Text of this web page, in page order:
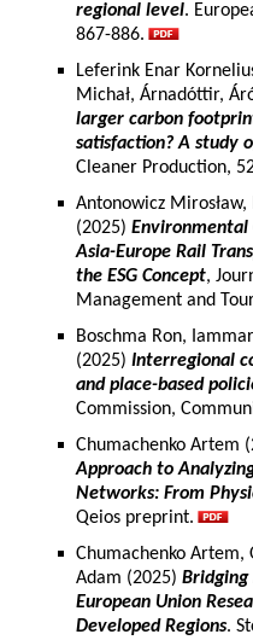
regional level.
867-886.
Leferink Enar
Michał, Árnadóttir,
larger carbon
satisfaction? A study
Cleaner Production,
Antonowicz
(2025) Environmental
Asia-Europe Rail
the ESG Concept,
Management and
Boschma Ron,
(2025) Interregional
and place-based
Commission,
Chumachenko Artem
Approach to
Networks: From
Qeios preprint.
Chumachenko Artem,
Adam (2025) Bridging
European Union
Developed Regions.